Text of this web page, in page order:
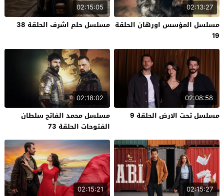
02:13:27
مسلسل المؤسس اورهان الحلقة
19
02:15:05
مسلسل حلم اشرف الحلقة 38
02:08:58
مسلسل تحت الارض الحلقة 9
02:18:02
مسلسل محمد الفاتح سلطان
الفتوحات الحلقة 73
02:15:27
02:15:21